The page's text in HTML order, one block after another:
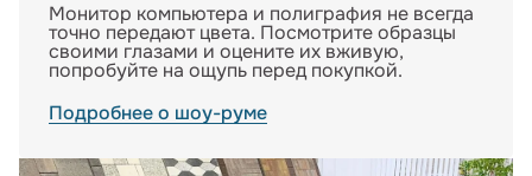
Монитор компьютера и полиграфия не всегда
точно передают цвета. Посмотрите образцы
своими глазами и оцените их вживую,
попробуйте на ощупь перед покупкой.
Подробнее о шоу-руме